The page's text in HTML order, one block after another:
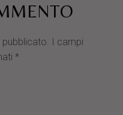
pubblicato. I campi
*